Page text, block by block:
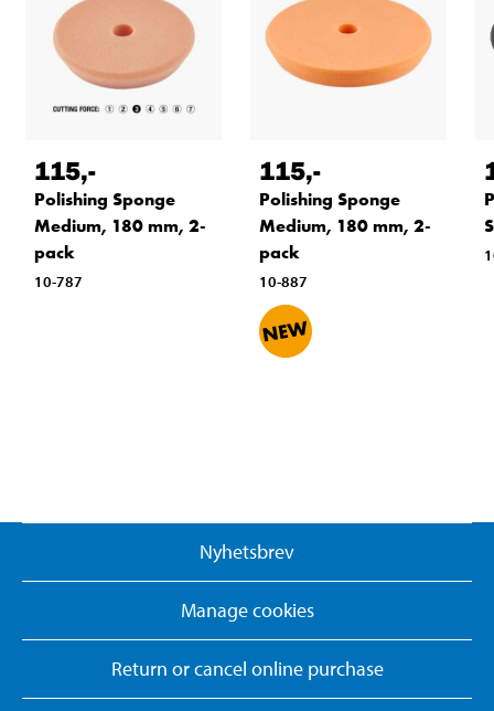
115,-
Polishing Sponge
Medium, 180 mm, 2-
pack
10-787
115,-
Polishing Sponge
Medium, 180 mm, 2-
pack
10-887
Nyhetsbrev
Manage cookies
Return or cancel online purchase